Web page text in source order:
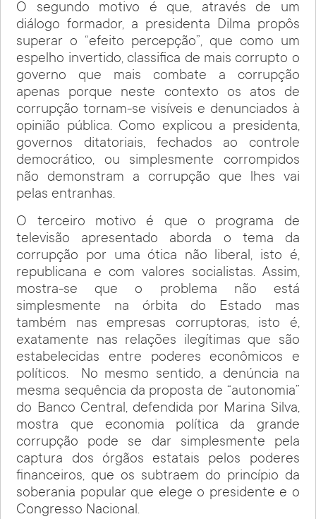
O segundo motivo é que, através de um
diálogo formador, a presidenta Dilma propôs
superar o “efeito percepção”, que como um
espelho invertido, classifica de mais corrupto o
governo que mais combate a corrupção
apenas porque neste contexto os atos de
corrupção tornam-se visíveis e denunciados à
opinião pública. Como explicou a presidenta,
governos ditatoriais, fechados ao controle
democrático, ou simplesmente corrompidos
não demonstram a corrupção que lhes vai
pelas entranhas.
O terceiro motivo é que o programa de
televisão apresentado aborda o tema da
corrupção por uma ótica não liberal, isto é,
republicana e com valores socialistas. Assim,
mostra-se que o problema não está
simplesmente na órbita do Estado mas
também nas empresas corruptoras, isto é,
exatamente nas relações ilegítimas que são
estabelecidas entre poderes econômicos e
políticos. No mesmo sentido, a denúncia na
mesma sequência da proposta de “autonomia”
do Banco Central, defendida por Marina Silva,
mostra que economia política da grande
corrupção pode se dar simplesmente pela
captura dos órgãos estatais pelos poderes
financeiros, que os subtraem do princípio da
soberania popular que elege o presidente e o
Congresso Nacional.